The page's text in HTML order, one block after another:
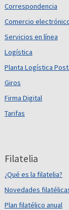
Correspondencia
Comercio
Servicios en línea
Logística
Planta Logística
Giros
Firma Digital
Tarifas
Filatelia
¿Qué es la filatelia?
Novedades
Plan filatélico anual